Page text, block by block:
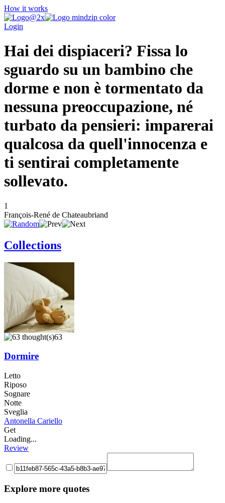
How it works
Login
Hai dei dispiaceri? Fissa lo
sguardo su un bambino che
dorme e non è tormentato da
nessuna preoccupazione, né
turbato da pensieri: imparerai
qualcosa da quell'innocenza e
ti sentirai completamente
sollevato.
1
François-René de Chateaubriand
Collections
63
Dormire
Letto
Riposo
Sognare
Notte
Sveglia
Antonella Cariello
Get
Loading...
Review
Explore more quotes